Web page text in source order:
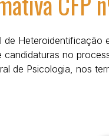
de
no
de Psicologia, nos